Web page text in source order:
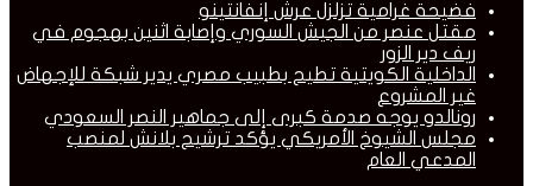
فضيحة غرامية تزلزل عرش إنفانتينو
مقتل عنصر من الجيش السوري وإصابة اثنين بهجوم في
ريف دير الزور
الداخلية الكويتية تطيح بطبيب مصري يدير شبكة للإجهاض
غير المشروع
رونالدو يوجه صدمة كبرى إلى جماهير النصر السعودي
مجلس الشيوخ الأمريكي يؤكد ترشيح بلانش لمنصب
المدعي العام